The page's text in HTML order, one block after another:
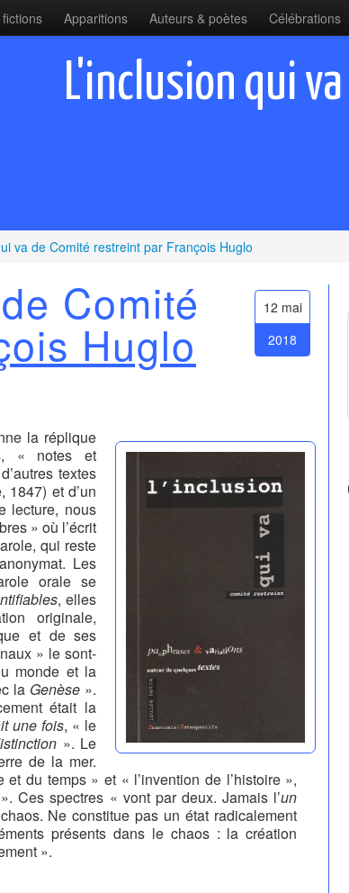
Apparitions Auteurs & poètes Célébrations
L'inclusion qui
va de Comité restreint par François Huglo
12 mai
2018
Comité
Huglo
la réplique
« notes et
textes
1847) et d’un
lecture, nous
» où l’écrit
qui reste
Les
orale se
, elles
originale,
et de ses
» le sont-
monde et la
la Genèse ».
était la
une fois, « le
». Le
de la mer.
du temps » et « l’invention de l’histoire »,
». Ces spectres « vont par deux. Jamais l’un
Ne constitue pas un état radicalement
présents dans le chaos : la création
».